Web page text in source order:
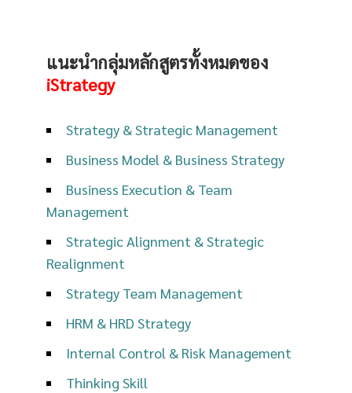
แนะนำกลุ่มหลักสูตรทั้งหมดของ
iStrategy
Strategy & Strategic Management
Business Model & Business Strategy
Business Execution & Team
Management
Strategic Alignment & Strategic
Realignment
Strategy Team Management
HRM & HRD Strategy
Internal Control & Risk Management
Thinking Skill